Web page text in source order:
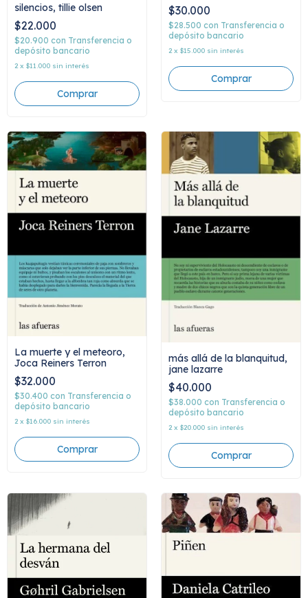
silencios, tillie olsen
$22.000
$20.900 con Transferencia o
depósito bancario
2 x $11.000 sin interés
$30.000
$28.500 con Transferencia o
depósito bancario
2 x $15.000 sin interés
La muerte y el meteoro,
Joca Reiners Terron
$32.000
$30.400 con Transferencia o
depósito bancario
2 x $16.000 sin interés
más allá de la blanquitud,
jane lazarre
$40.000
$38.000 con Transferencia o
depósito bancario
2 x $20.000 sin interés